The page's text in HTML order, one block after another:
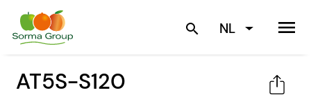
search NL menu
AT5S-S120